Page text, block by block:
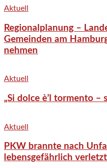
Aktuell
Regionalplanung –
Gemeinden am
nehmen
Aktuell
„Si dolce è’l tormento –
Aktuell
PKW brannte nach
lebensgefährlich verletzt